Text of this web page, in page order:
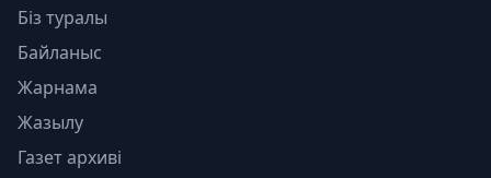
Біз туралы
Байланыс
Жарнама
Жазылу
Газет архиві